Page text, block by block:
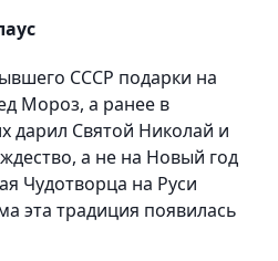
СССР подарки на
Мороз, а ранее в
дарил Святой Николай и
а не на Новый год
Чудотворца на Руси
эта традиция появилась